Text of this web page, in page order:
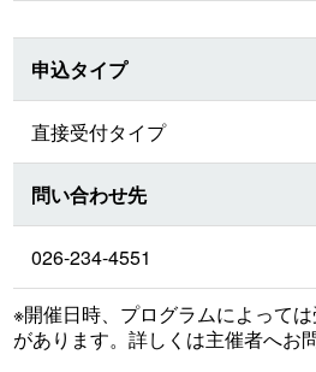
申込タイプ
直接受付タイプ
問い合わせ先
026-234-4551
※開催日時、プログラムによって
があります。詳しくは主催者へお